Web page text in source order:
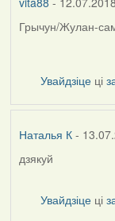
Грычун/Жулан-
Увайдзіце ці
Наталья К-
дзякуй
Увайдзіце ці